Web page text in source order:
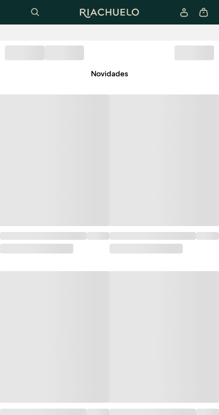
Novidades